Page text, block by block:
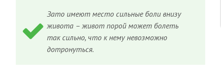
Зато имеют место сильные боли внизу
живота – живот порой может болеть
так сильно, что к нему невозможно
дотронуться.